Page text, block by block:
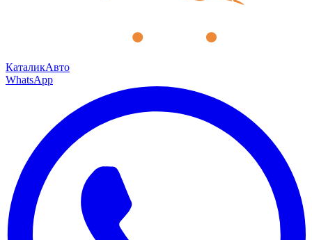
КаталикАвто
WhatsApp